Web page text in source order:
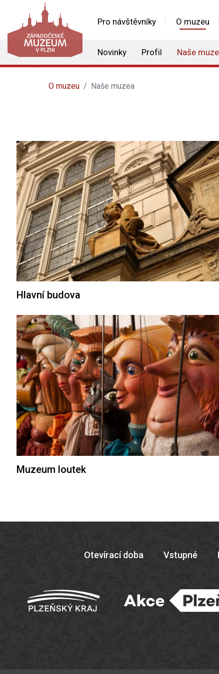
Pro návštěvníky O muzeu
Novinky Profil Naše
O muzeu Naše muzea
Hlavní budova
Muzeum loutek
Otevírací doba Vstupné